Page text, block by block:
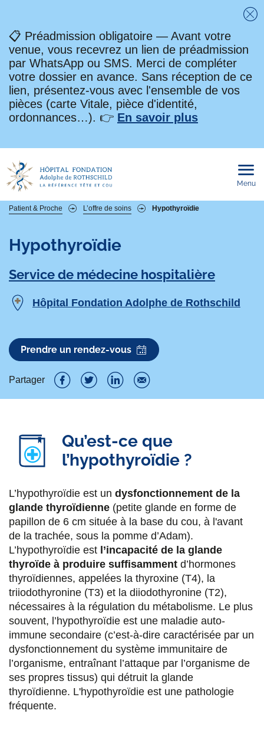
📋 Préadmission obligatoire — Avant votre
venue, vous recevrez un lien de préadmission
par WhatsApp ou SMS. Merci de compléter
votre dossier en avance. Sans réception de ce
lien, présentez-vous avec l'ensemble de vos
pièces (carte Vitale, pièce d'identité,
ordonnances…). 👉 En savoir plus
Menu
Fil
d'Ariane
Patient & Proche L’offre de soins Hypothyroïdie
Hypothyroïdie
Service de médecine hospitalière
Hôpital Fondation Adolphe de Rothschild
Prendre un rendez-vous
Partager
P
g
e
r
s
u
r
F
a
c
e
b
P
r
t
g
e
r
s
u
r
T
w
i
t
t
P
r
t
g
e
r
s
u
r
L
i
n
k
e
P
r
t
g
e
r
p
a
r
E
m
a
i
l
Qu’est-ce que
l’hypothyroïdie ?
L’hypothyroïdie est un dysfonctionnement de la
glande thyroïdienne (petite glande en forme de
papillon de 6 cm située à la base du cou, à l'avant
de la trachée, sous la pomme d’Adam).
L’hypothyroïdie est l’incapacité de la glande
thyroïde à produire suffisamment d’hormones
thyroïdiennes, appelées la thyroxine (T4), la
triiodothyronine (T3) et la diiodothyronine (T2),
nécessaires à la régulation du métabolisme. Le plus
souvent, l’hypothyroïdie est une maladie auto-
immune secondaire (c’est-à-dire caractérisée par un
dysfonctionnement du système immunitaire de
l’organisme, entraînant l’attaque par l’organisme de
ses propres tissus) qui détruit la glande
thyroïdienne. L'hypothyroïdie est une pathologie
fréquente.